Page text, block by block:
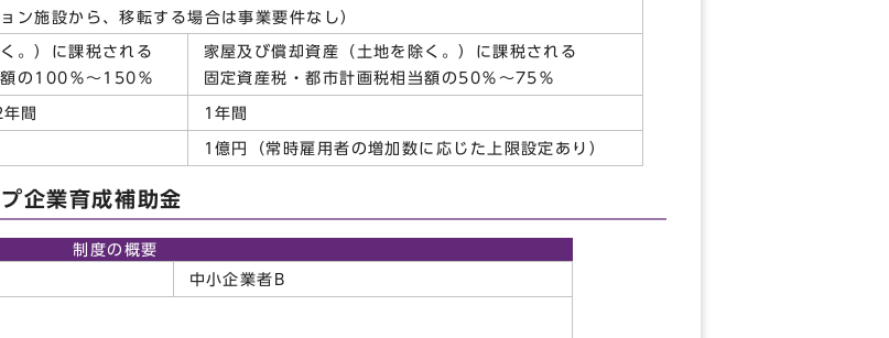
ン施設から、移転する場合は事業要件なし）
。）に課税される
額の100％～150％
家屋及び償却資産（土地を除く。）に課税される
固定資産税・都市計画税相当額の50％～75％
年間 1年間
1億円（常時雇用者の増加数に応じた上限設定あり）
企業育成補助金
制度の概要
中小企業者B